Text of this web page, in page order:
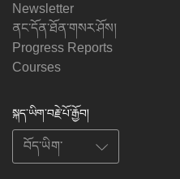
Newsletter
ནང་དོན་ཐོན་གསར་ཤོས།
Progress Reports
Courses
སྐད་ཡིག་བརྗེ་པོ་རྒྱོབ།